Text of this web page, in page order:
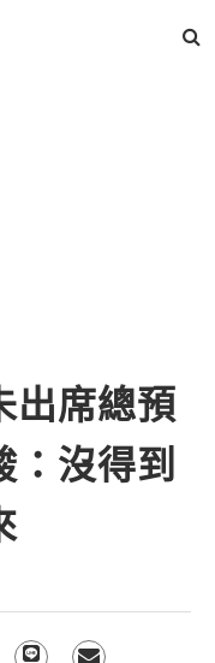
出席總預
沒得到